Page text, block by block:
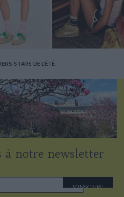
STARS DE L’ÉTÉ
à notre newsletter
S'INSCRIRE